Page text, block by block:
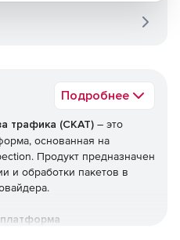
Подробнее
трафика (СКАТ) – это
основанная на
Продукт предназначен
и обработки пакетов в